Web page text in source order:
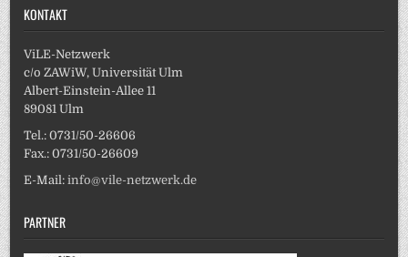
KONTAKT
ViLE-Netzwerk
c/o ZAWiW, Universität Ulm
Albert-Einstein-Allee 11
89081 Ulm
Tel.: 0731/50-26606
Fax.: 0731/50-26609
E-Mail:info@vile-netzwerk.de
PARTNER